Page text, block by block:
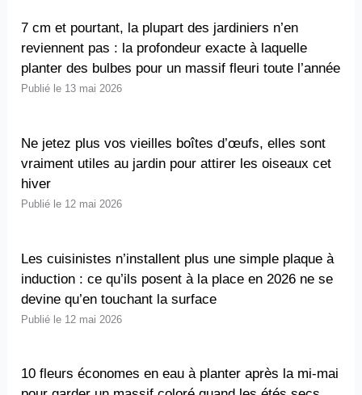
7 cm et pourtant, la plupart des jardiniers n’en
reviennent pas : la profondeur exacte à laquelle
planter des bulbes pour un massif fleuri toute l’année
13 mai 2026
Ne jetez plus vos vieilles boîtes d’œufs, elles sont
vraiment utiles au jardin pour attirer les oiseaux cet
hiver
12 mai 2026
Les cuisinistes n’installent plus une simple plaque à
induction : ce qu’ils posent à la place en 2026 ne se
devine qu’en touchant la surface
12 mai 2026
10 fleurs économes en eau à planter après la mi-mai